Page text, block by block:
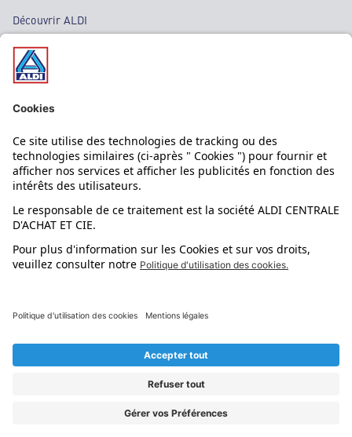
Découvrir ALDI
Nos bons plans
Nos rayons
Nos marques
Nos astuces
Évènements
L'application mobile